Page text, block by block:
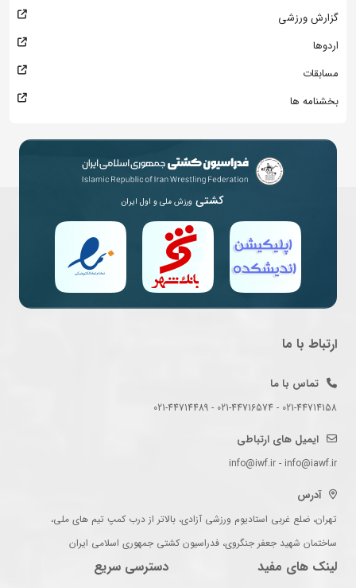
گزارش ورزشی
اردوها
مسابقات
بخشنامه ها
کشتی ورزش ملی و اول ایران
ارتباط با ما
تماس با ما
021-44714158 - 021-44716574 - 021-44714489
ایمیل های ارتباطی
info@iwf.ir - info@iawf.ir
آدرس
تهران، ضلع غربی استادیوم ورزشی آزادی، بالاتر از درب کمپ تیم های ملی،
ساختمان شهید جعفر جنگروی، فدراسیون کشتی جمهوری اسلامی ایران
لینک های مفید دسترسی سریع